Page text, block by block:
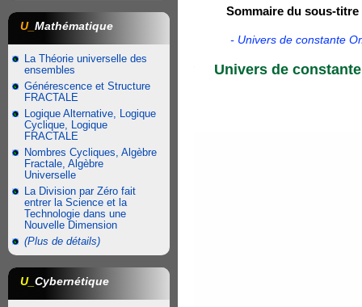
U_ Mathématique
La Théorie universelle des
ensembles
Générescence et Structure
FRACTALE
Logique Alternative, Logique
Cyclique, Logique
FRACTALE
Nombres Cycliques, Algèbre
Fractale, Algèbre
Universelle
La Division par Zéro fait
entrer la Science et la
Technologie dans une
Nouvelle Dimension
(Plus de détails)
U_ Cybernétique
Sommaire du sous-titre
- Univers de constante
Univers de